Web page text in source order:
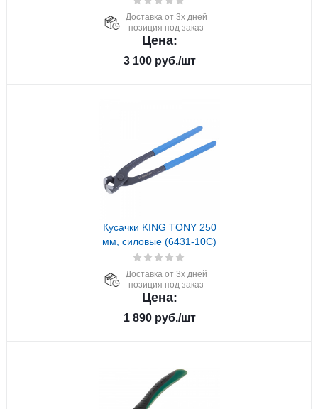
Доставка от 3х дней
позиция под заказ
Цена:
3 100руб./шт
Кусачки KING TONY 250
мм, силовые (6431-10C)
Доставка от 3х дней
позиция под заказ
Цена:
1 890руб./шт